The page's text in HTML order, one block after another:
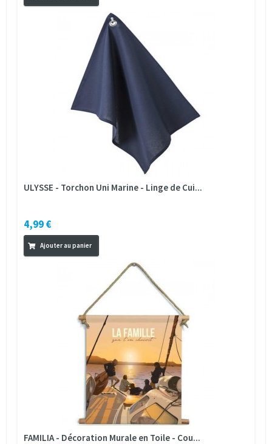
ULYSSE - Torchon Uni Marine - Linge de Cui...
4,99 €
Ajouter au panier
FAMILIA - Décoration Murale en Toile - Cou...